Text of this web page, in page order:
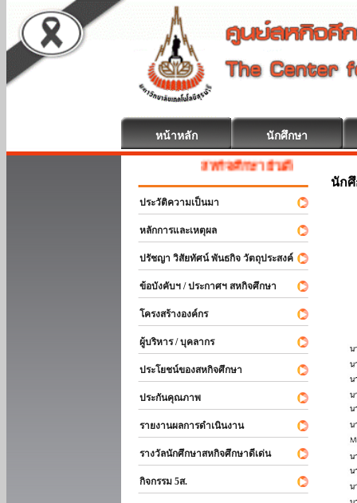
หน้าหลัก นักศึกษา
สหกิจศึกษา ยินดีต้อนรับ
ประวัติความเป็นมา
หลักการและเหตุผล
ปรัชญา วิสัยทัศน์ พันธกิจ วัตถุประสงค์
ข้อบังคับฯ / ประกาศฯ สหกิจศึกษา
โครงสร้างองค์กร
ผู้บริหาร / บุคลากร
ประโยชน์ของสหกิจศึกษา
ประกันคุณภาพ
รายงานผลการดำเนินงาน
รางวัลนักศึกษาสหกิจศึกษาดีเด่น
กิจกรรม 5ส.
นัก